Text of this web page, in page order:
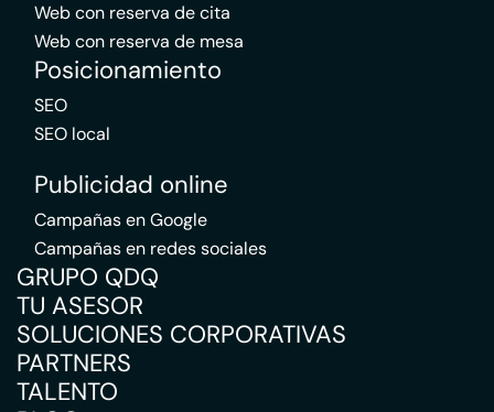
Web con reserva de cita
Web con reserva de mesa
Posicionamiento
SEO
SEO local
Publicidad online
Campañas en Google
Campañas en redes sociales
GRUPO QDQ
TU ASESOR
SOLUCIONES CORPORATIVAS
PARTNERS
TALENTO